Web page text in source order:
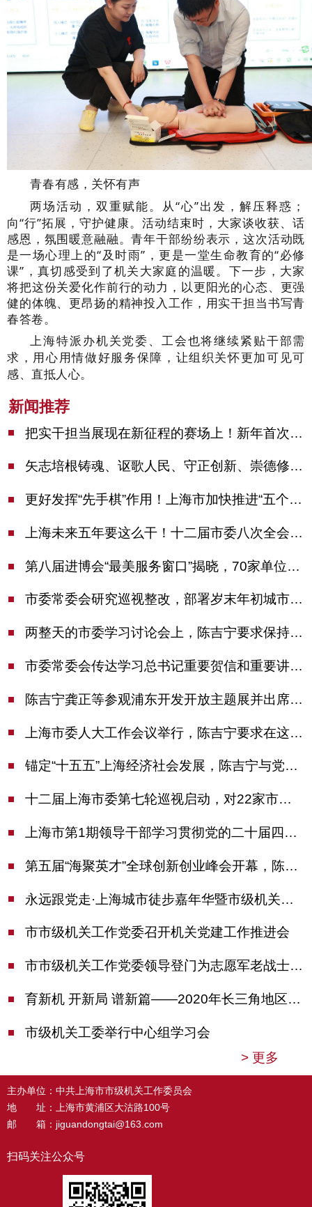
青春有感，关怀有声
两场活动，双重赋能。从“心”出发，解压释惑；
向“行”拓展，守护健康。活动结束时，大家谈收获、话
感恩，氛围暖意融融。青年干部纷纷表示，这次活动既
是一场心理上的“及时雨”，更是一堂生命教育的“必修
课”，真切感受到了机关大家庭的温暖。下一步，大家
将把这份关爱化作前行的动力，以更阳光的心态、更强
健的体魄、更昂扬的精神投入工作，用实干担当书写青
春答卷。
上海特派办机关党委、工会也将继续紧贴干部需
求，用心用情做好服务保障，让组织关怀更加可见可
感、直抵人心。
新闻推荐
把实干担当展现在新征程的赛场上！新年首次市委季度工作会议举行，陈吉宁作工作点评
矢志培根铸魂、讴歌人民、守正创新、崇德修身！这场座谈会上，陈吉宁对全市文化战线提出期望
更好发挥“先手棋”作用！上海市加快推进“五个中心”建设领导小组会议举行
上海未来五年要这么干！十二届市委八次全会审议通过上海“十五五”规划建议
第八届进博会“最美服务窗口”揭晓，70家单位诠释“上海服务”温度
市委常委会研究巡视整改，部署岁末年初城市安全工作
两整天的市委学习讨论会上，陈吉宁要求保持战略定力始终坚定信心善于科学应对
市委常委会传达学习总书记重要贺信和重要讲话精神，研究党建引领物业治理等工作
陈吉宁龚正等参观浦东开发开放主题展并出席座谈会
上海市委人大工作会议举行，陈吉宁要求在这些方面更加奋发有为
锚定“十五五”上海经济社会发展，陈吉宁与党外人士专题协商座谈
十二届上海市委第七轮巡视启动，对22家市管单位开展常规巡视
上海市第1期领导干部学习贯彻党的二十届四中全会精神专题研讨班开班，陈吉宁作专题报告
第五届“海聚英才”全球创新创业峰会开幕，陈吉宁出席并启动新一届大赛
永远跟党走·上海城市徒步嘉年华暨市级机关运动会开幕
市市级机关工作党委召开机关党建工作推进会
市市级机关工作党委领导登门为志愿军老战士佩戴纪念章
育新机 开新局 谱新篇——2020年长三角地区机关党建工作研讨会在南京召开
市级机关工委举行中心组学习会
> 更多